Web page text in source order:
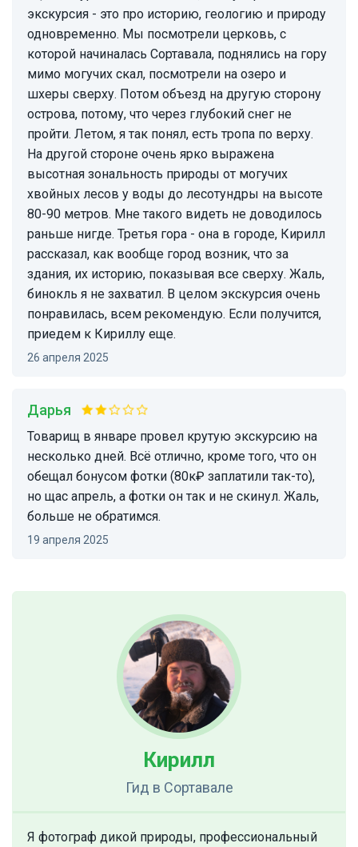
экскурсия - это про историю, геологию и природу
одновременно. Мы посмотрели церковь, с
которой начиналась Сортавала, поднялись на гору
мимо могучих скал, посмотрели на озеро и
шхеры сверху. Потом объезд на другую сторону
острова, потому, что через глубокий снег не
пройти. Летом, я так понял, есть тропа по верху.
На другой стороне очень ярко выражена
высотная зональность природы от могучих
хвойных лесов у воды до лесотундры на высоте
80-90 метров. Мне такого видеть не доводилось
раньше нигде. Третья гора - она в городе, Кирилл
рассказал, как вообще город возник, что за
здания, их историю, показывая все сверху. Жаль,
бинокль я не захватил. В целом экскурсия очень
понравилась, всем рекомендую. Если получится,
приедем к Кириллу еще.
26 апреля 2025
Дарья
Товарищ в январе провел крутую экскурсию на
несколько дней. Всё отлично, кроме того, что он
обещал бонусом фотки (80к₽ заплатили так-то),
но щас апрель, а фотки он так и не скинул. Жаль,
больше не обратимся.
19 апреля 2025
Кирилл
Гид в Сортавале
Я фотограф дикой природы, профессиональный